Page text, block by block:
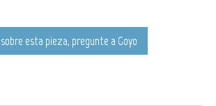
esta pieza, pregunte a Goyo